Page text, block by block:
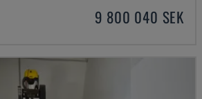
9 800 040 SEK